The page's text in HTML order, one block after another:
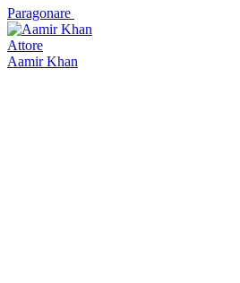
Paragonare
Attore
Aamir Khan